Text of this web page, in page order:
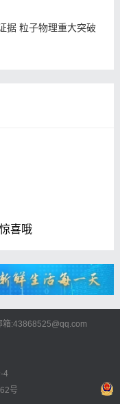
据 粒子物理重大突破
喜哦
:43868525@qq.com
4
号